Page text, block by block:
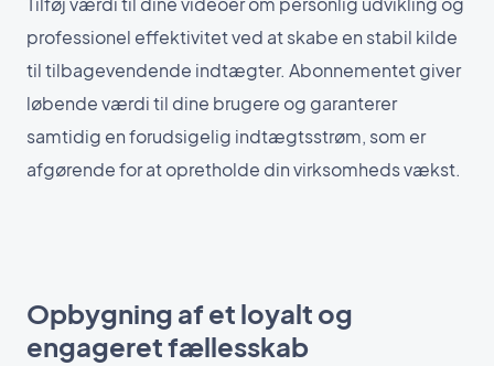
professionel effektivitet ved at skabe en stabil kilde
til tilbagevendende indtægter. Abonnementet giver
løbende værdi til dine brugere og garanterer
samtidig en forudsigelig indtægtsstrøm, som er
afgørende for at opretholde din virksomheds vækst.
Opbygning af et loyalt og
engageret fællesskab